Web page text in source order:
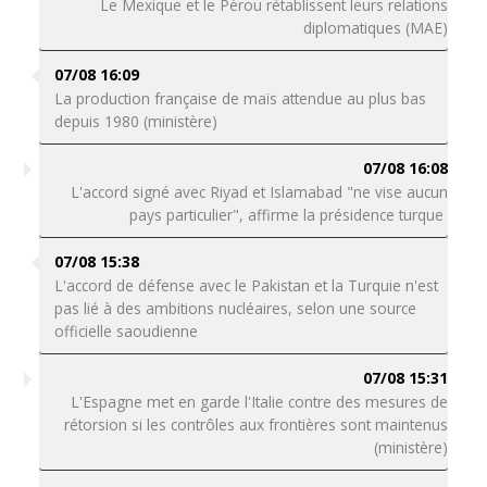
Le Mexique et le Pérou rétablissent leurs relations
diplomatiques (MAE)
07/08 16:09
La production française de maïs attendue au plus bas
depuis 1980 (ministère)
07/08 16:08
L'accord signé avec Riyad et Islamabad "ne vise aucun
pays particulier", affirme la présidence turque
07/08 15:38
L'accord de défense avec le Pakistan et la Turquie n'est
pas lié à des ambitions nucléaires, selon une source
officielle saoudienne
07/08 15:31
L'Espagne met en garde l'Italie contre des mesures de
rétorsion si les contrôles aux frontières sont maintenus
(ministère)